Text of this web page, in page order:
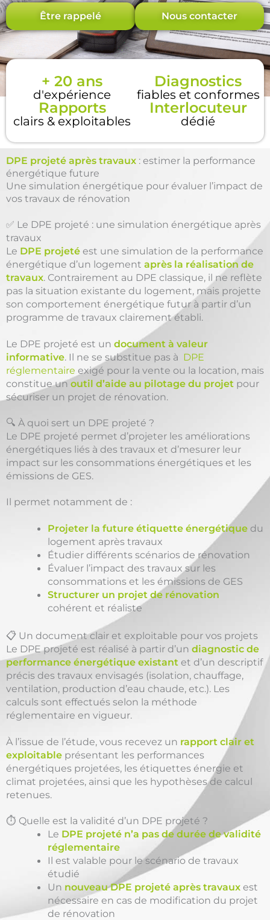
Être rappelé Nous contacter
+ 20 ans
d'expérience
Diagnostics
fiables et conformes
Rapports
clairs & exploitables
Interlocuteur
dédié
DPE projeté après travaux : estimer la performance
énergétique future
Une simulation énergétique pour évaluer l’impact de
vos travaux de rénovation
✅ Le DPE projeté : une simulation énergétique après
travaux
Le DPE projeté est une simulation de la performance
énergétique d’un logement après la réalisation de
travaux. Contrairement au DPE classique, il ne reflète
pas la situation existante du logement, mais projette
son comportement énergétique futur à partir d’un
programme de travaux clairement établi.
Le DPE projeté est un document à valeur
informative. Il ne se substitue pas à DPE
réglementaire exigé pour la vente ou la location, mais
constitue unoutil d’aide au pilotage du projet pour
sécuriser un projet de rénovation.
🔍 À quoi sert un DPE projeté ?
Le DPE projeté permet d’projeter les améliorations
énergétiques liés à des travaux et d’mesurer leur
impact sur les consommations énergétiques et les
émissions de GES.
Il permet notamment de :
Projeter la future étiquette énergétique du
logement après travaux
Étudier différents scénarios de rénovation
Évaluer l’impact des travaux sur les
consommations et les émissions de GES
Structurer un projet de rénovation
cohérent et réaliste
📋 Un document clair et exploitable pour vos projets
Le DPE projeté est réalisé à partir d’un diagnostic de
performance énergétique existant et d’un descriptif
précis des travaux envisagés (isolation, chauffage,
ventilation, production d’eau chaude, etc.). Les
calculs sont effectués selon la méthode
réglementaire en vigueur.
À l’issue de l’étude, vous recevez un rapport clair et
exploitable présentant les performances
énergétiques projetées, les étiquettes énergie et
climat projetées, ainsi que les hypothèses de calcul
retenues.
⏱️ Quelle est la validité d’un DPE projeté ?
Le DPE projeté n’a pas de durée de validité
réglementaire
Il est valable pour le scénario de travaux
étudié
Un nouveau DPE projeté après travaux est
nécessaire en cas de modification du projet
de rénovation